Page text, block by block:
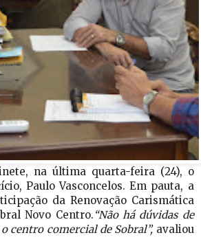
na última quarta-feira (24), o
Paulo Vasconcelos. Em pauta, a
da Renovação Carismática
Novo Centro. “Não há dúvidas de
centro comercial de Sobral”,avaliou